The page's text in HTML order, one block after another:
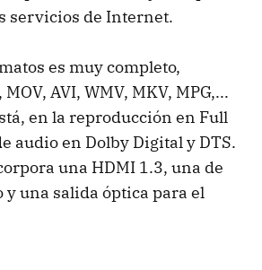
servicios de Internet.
es muy completo,
MOV, AVI, WMV, MKV, MPG,...
en la reproducción en Full
audio en Dolby Digital y DTS.
una HDMI 1.3, una de
y una salida óptica para el